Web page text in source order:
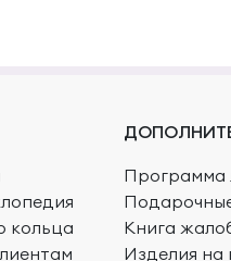
кольца
Программа
Книга
Изделия на